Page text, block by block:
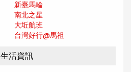
新臺馬輪
南北之星
大坵航班
台灣好行@馬祖
生活資訊